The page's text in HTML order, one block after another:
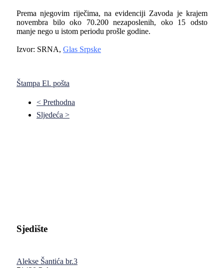
Prema njegovim riječima, na evidenciji Zavoda je krajem
novembra bilo oko 70.200 nezaposlenih, oko 15 odsto
manje nego u istom periodu prošle godine.
Izvor: SRNA, Glas Srpske
Štampa El. pošta
< Prethodna
Sljedeća >
Sjedište
Alekse Šantića br.3